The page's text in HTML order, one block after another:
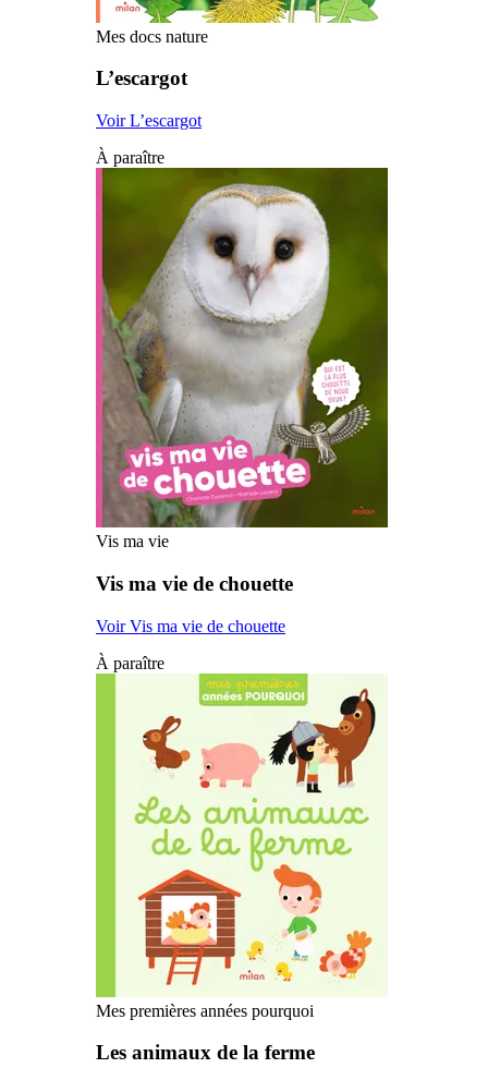
Mes docs nature
L’escargot
Voir L’escargot
À paraître
Vis ma vie
Vis ma vie de chouette
Voir Vis ma vie de chouette
À paraître
Mes premières années pourquoi
Les animaux de la ferme